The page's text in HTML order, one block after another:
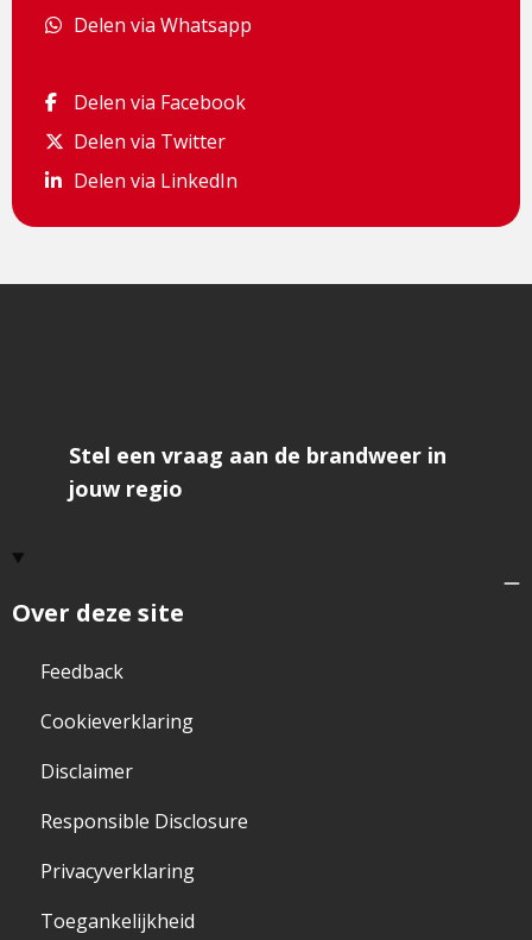
Delen via Whatsapp
Delen via Whatsapp
Delen via Facebook
Delen via Facebook
Delen via Twitter
Delen via Twitter
Delen via LinkedIn
Delen via LinkedIn
Over deze site
Feedback
Cookieverklaring
Disclaimer
Responsible Disclosure
Privacyverklaring
Toegankelijkheid
Stel een vraag aan de brandweer in
jouw regio